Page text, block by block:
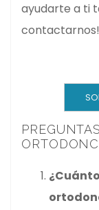
ayudarte a ti
contactarnos!